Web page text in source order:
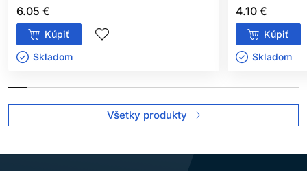
6.05 €
Kúpiť
Skladom ㅤ
4.10 €
Kúpiť
Skladom ㅤ
Všetky produkty